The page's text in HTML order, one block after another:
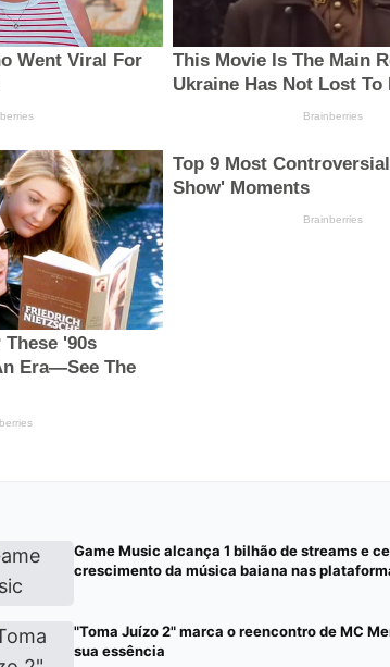
Game Music alcança 1 bilhão de streams e
crescimento da música baiana nas
"Toma Juízo 2" marca o reencontro de MC
sua essência